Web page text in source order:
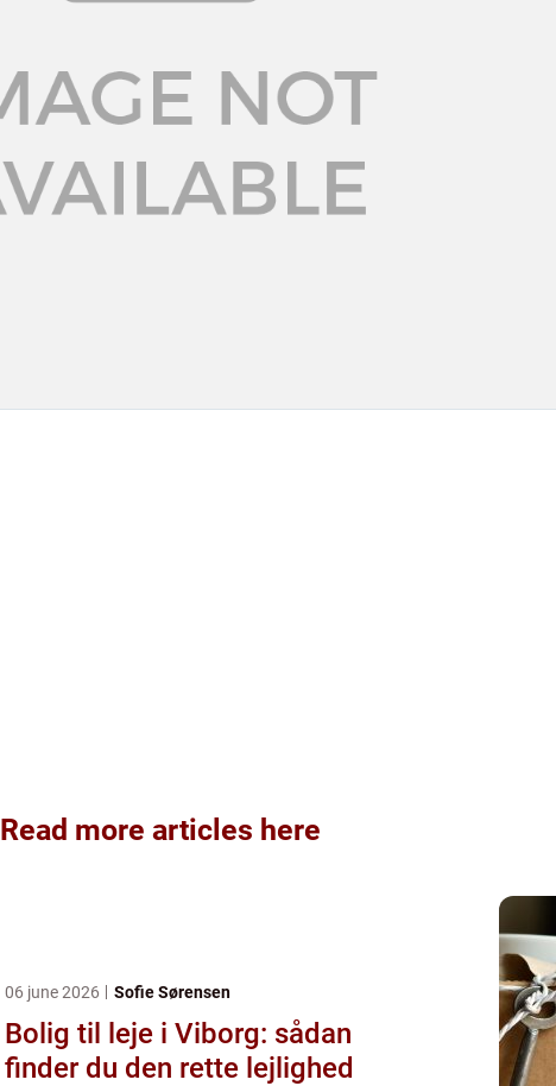
Read more articles here
06 june 2026 Sofie Sørensen
Bolig til leje i Viborg: sådan
finder du den rette lejlighed